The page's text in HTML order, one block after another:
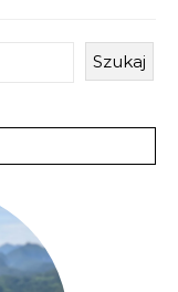
Szukaj